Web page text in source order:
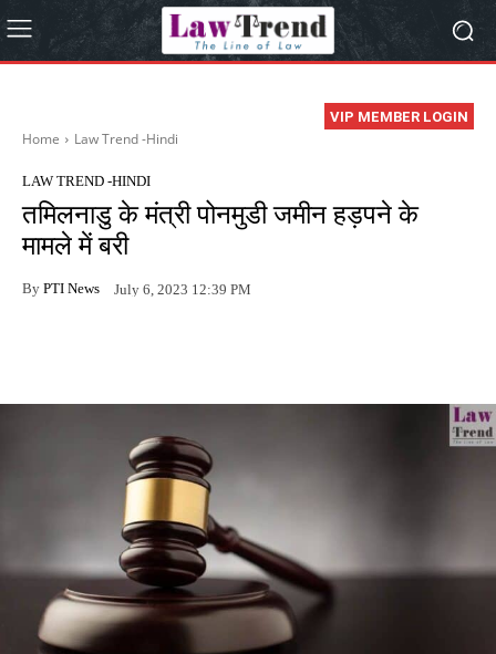
VIP MEMBER LOGIN
Home Law Trend -Hindi
LAW TREND -HINDI
तमिलनाडु के मंत्री पोनमुडी जमीन हड़पने के
मामले में बरी
By PTI News July 6, 2023 12:39 PM